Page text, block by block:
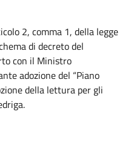
2, comma 1, della legge
di decreto del
con il Ministro
adozione del “Piano
della lettura per gli